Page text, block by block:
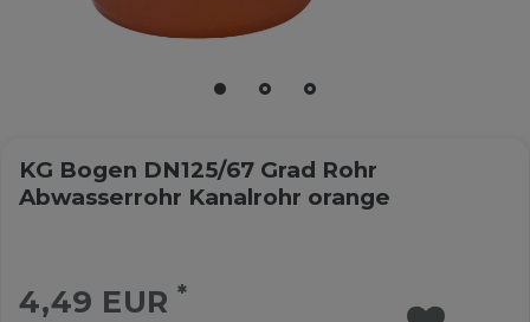
KG Bogen DN125/67 Grad Rohr
Abwasserrohr Kanalrohr orange
4,49 EUR*